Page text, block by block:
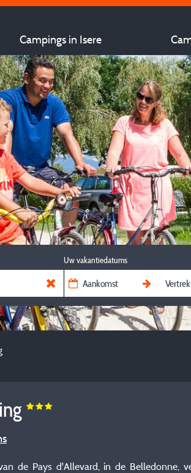
Campings in Isere
Uw vakantiedatums
de Pays d'Allevard, in de Belledonne,